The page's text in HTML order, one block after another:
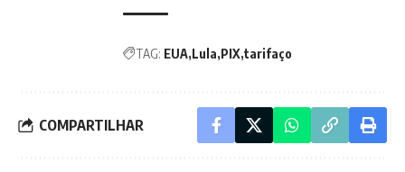
TAG: EUA Lula PIX tarifaço
COMPARTILHAR